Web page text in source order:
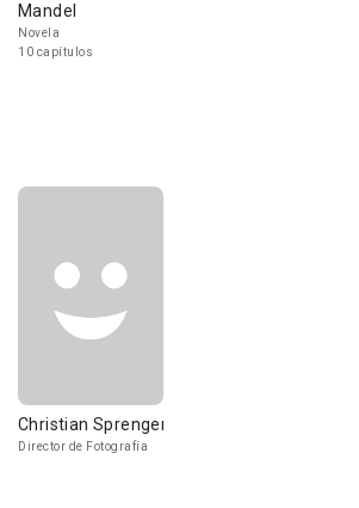
Mandel
Novela
10 capítulos
Christian Sprenger
Director de Fotografía